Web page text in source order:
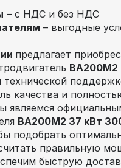
– с НДС и без НДС
– выгодные
предлагает
ВА200M2
качества и
ВА200M2 37 кВт
подобрать
правильную
быструю